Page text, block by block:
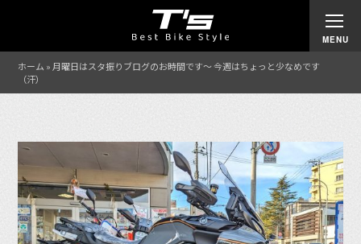
ホーム » 月曜日はスタ振りブログのお時間です〜 今週はちょっと少なめです
（汗）